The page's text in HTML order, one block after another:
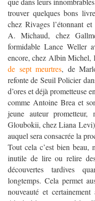
trouver quelques bons
chez Rivages l’étonnant
A. Michaud, chez
formidable Lance Weller
encore, chez Albin Michel,
de sept meurtres, de
refonte de Seuil Policier
d’ores et déjà prometteuse
comme Antoine Brea et
jeune auteur prometteur,
Gloubokii, chez Liana
auquel sera consacrée la
Tout cela c’est bien beau,
inutile de lire ou relire
découvertes tardives
longtemps. Cela permet
nouveauté et